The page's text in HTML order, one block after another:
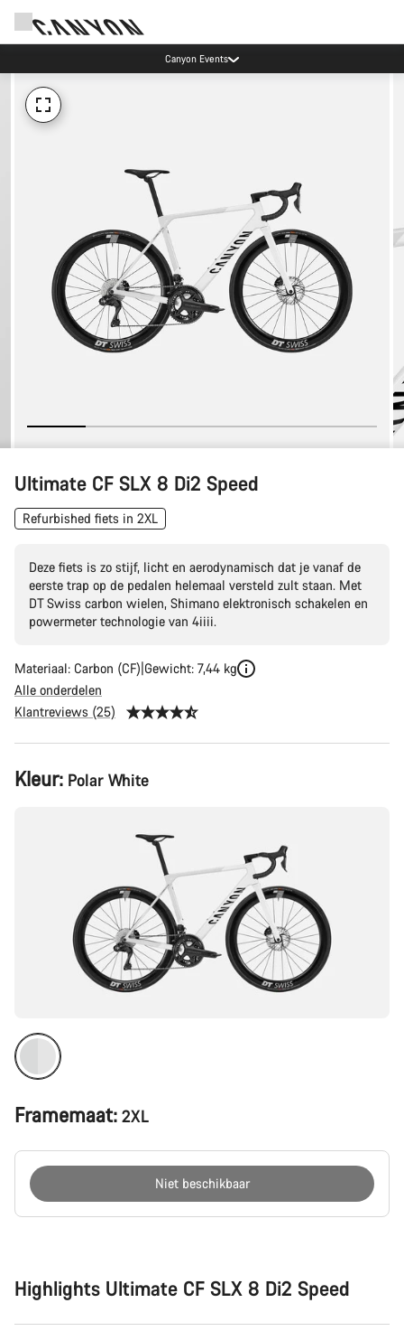
Canyon Events
Ultimate CF SLX 8 Di2 Speed
Refurbished fiets in 2XL
Deze fiets is zo stijf, licht en aerodynamisch dat je vanaf de
eerste trap op de pedalen helemaal versteld zult staan. Met
DT Swiss carbon wielen, Shimano elektronisch schakelen en
powermeter technologie van 4iiii.
Materiaal: Carbon (CF) Gewicht: 7,44 kg
Alle onderdelen
Klantreviews (25)
Productconfiguratie
Kleur: Polar White
Framemaat: 2XL
Niet beschikbaar
kopen
Highlights Ultimate CF SLX 8 Di2 Speed